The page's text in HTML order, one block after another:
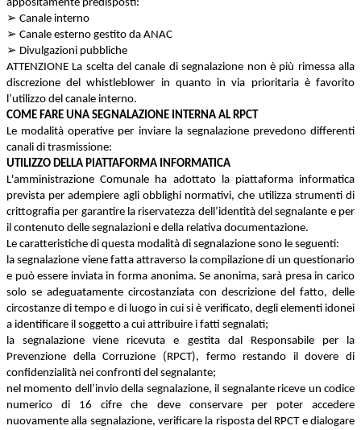
appositamente predisposti:
➢ Canale interno
➢ Canale esterno gestito da ANAC
➢ Divulgazioni pubbliche
ATTENZIONE La scelta del canale di segnalazione non è più rimessa alla
discrezione del whistleblower in quanto in via prioritaria è favorito
l’utilizzo del canale interno.
COME FARE UNA SEGNALAZIONE INTERNA AL RPCT
Le modalità operative per inviare la segnalazione prevedono differenti
canali di trasmissione:
UTILIZZO DELLA PIATTAFORMA INFORMATICA
L'amministrazione Comunale ha adottato la piattaforma informatica
prevista per adempiere agli obblighi normativi, che utilizza strumenti di
crittografia per garantire la riservatezza dell’identità del segnalante e per
il contenuto delle segnalazioni e della relativa documentazione.
Le caratteristiche di questa modalità di segnalazione sono le seguenti:
la segnalazione viene fatta attraverso la compilazione di un questionario
e può essere inviata in forma anonima. Se anonima, sarà presa in carico
solo se adeguatamente circostanziata con descrizione del fatto, delle
circostanze di tempo e di luogo in cui si è verificato, degli elementi idonei
a identificare il soggetto a cui attribuire i fatti segnalati;
la segnalazione viene ricevuta e gestita dal Responsabile per la
Prevenzione della Corruzione (RPCT), fermo restando il dovere di
confidenzialità nei confronti del segnalante;
nel momento dell’invio della segnalazione, il segnalante riceve un codice
numerico di 16 cifre che deve conservare per poter accedere
nuovamente alla segnalazione, verificare la risposta del RPCT e dialogare